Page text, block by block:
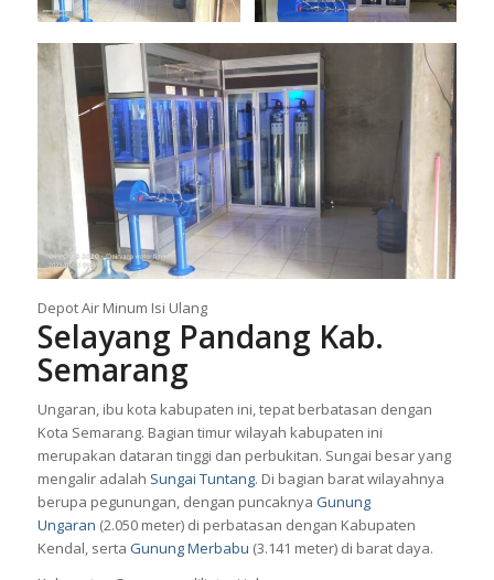
Depot Air Minum Isi Ulang
Selayang Pandang Kab.
Semarang
Ungaran, ibu kota kabupaten ini, tepat berbatasan dengan
Kota Semarang. Bagian timur wilayah kabupaten ini
merupakan dataran tinggi dan perbukitan. Sungai besar yang
mengalir adalah Sungai Tuntang. Di bagian barat wilayahnya
berupa pegunungan, dengan puncaknya Gunung
Ungaran (2.050 meter) di perbatasan dengan Kabupaten
Kendal, serta Gunung Merbabu (3.141 meter) di barat daya.